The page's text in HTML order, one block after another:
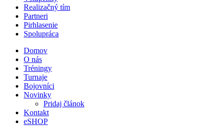
Realizačný tím
Partneri
Pirhlasenie
Spolupráca
Domov
O nás
Tréningy
Turnaje
Bojovníci
Novinky
Pridaj článok
Kontakt
eSHOP